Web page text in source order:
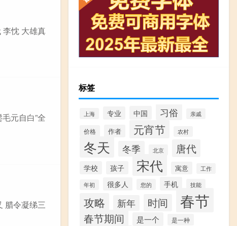
李忱 大雄真
元自白”全
腊令凝绨三
标签
上海 专业 中国 习俗 亲戚
价格 作者 元宵节 农村
冬天 冬季 北京 唐代
学校 孩子 宋代 寓意 工作
年初 很多人 您的 手机 技能
攻略 新年 时间 春节
春节期间 是一个 是一种